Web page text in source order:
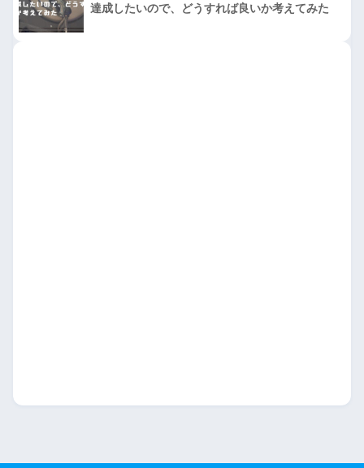
達成したいので、どうすれば良いか考えてみた